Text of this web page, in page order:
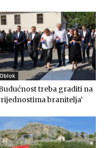
Oblok
treba graditi na
branitelja’